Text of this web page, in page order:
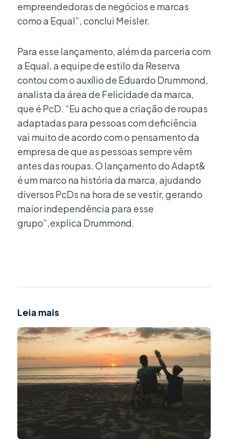
empreendedoras de negócios e marcas
como a Equal”, conclui Meisler.
Para esse lançamento, além da parceria com
a Equal, a equipe de estilo da Reserva
contou com o auxílio de Eduardo Drummond,
analista da área de Felicidade da marca,
que é PcD. “Eu acho que a criação de roupas
adaptadas para pessoas com deficiência
vai muito de acordo com o pensamento da
empresa de que as pessoas sempre vêm
antes das roupas. O lançamento do Adapt&
é um marco na história da marca, ajudando
diversos PcDs na hora de se vestir, gerando
maior independência para esse
grupo”,explica Drummond.
Leia mais